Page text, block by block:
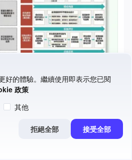
| 含免費工具的3步實用指南
好的體驗。繼續使用即表示您已閱
政策
其他
拒絕全部 接受全部